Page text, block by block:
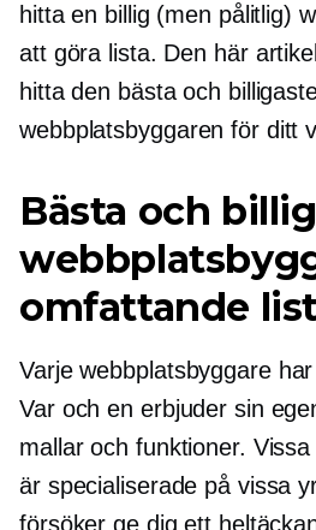
hitta en billig (men pålitlig)
att göra lista. Den här
hitta den bästa och
webbplatsbyggaren för ditt
Bästa och
omfattande
Varje webbplatsbyggare
Var och en erbjuder sin
mallar och funktioner.
är specialiserade på vissa
försöker ge dig ett